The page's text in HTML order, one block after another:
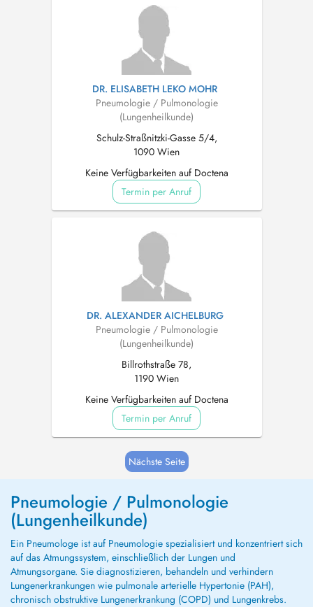
DR. ELISABETH LEKO MOHR
Pneumologie / Pulmonologie
(Lungenheilkunde)
Schulz-Straßnitzki-Gasse 5/4,
1090 Wien
Keine Verfügbarkeiten auf Doctena
Termin per Anruf
DR. ALEXANDER AICHELBURG
Pneumologie / Pulmonologie
(Lungenheilkunde)
Billrothstraße 78,
1190 Wien
Keine Verfügbarkeiten auf Doctena
Termin per Anruf
Nächste Seite
Pneumologie / Pulmonologie
(Lungenheilkunde)
Ein Pneumologe ist auf Pneumologie spezialisiert und konzentriert sich
auf das Atmungssystem, einschließlich der Lungen und
Atmungsorgane. Sie diagnostizieren, behandeln und verhindern
Lungenerkrankungen wie pulmonale arterielle Hypertonie (PAH),
chronisch obstruktive Lungenerkrankung (COPD) und Lungenkrebs.